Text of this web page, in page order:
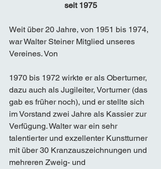
seit 1975
Weit über 20 Jahre, von 1951 bis 1974,
war Walter Steiner Mitglied unseres
Vereines. Von
1970 bis 1972 wirkte er als Oberturner,
dazu auch als Jugileiter, Vorturner (das
gab es früher noch), und er stellte sich
im Vorstand zwei Jahre als Kassier zur
Verfügung. Walter war ein sehr
talentierter und exzellenter Kunstturner
mit über 30 Kranzauszeichnungen und
mehreren Zweig- und